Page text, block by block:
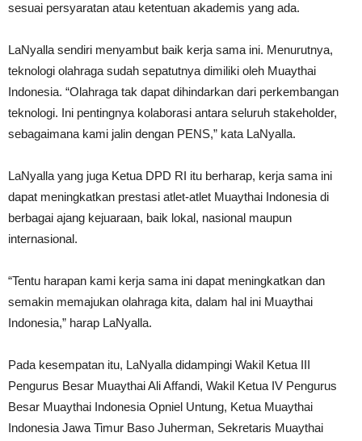
sesuai persyaratan atau ketentuan akademis yang ada.
LaNyalla sendiri menyambut baik kerja sama ini. Menurutnya,
teknologi olahraga sudah sepatutnya dimiliki oleh Muaythai
Indonesia. “Olahraga tak dapat dihindarkan dari perkembangan
teknologi. Ini pentingnya kolaborasi antara seluruh stakeholder,
sebagaimana kami jalin dengan PENS,” kata LaNyalla.
LaNyalla yang juga Ketua DPD RI itu berharap, kerja sama ini
dapat meningkatkan prestasi atlet-atlet Muaythai Indonesia di
berbagai ajang kejuaraan, baik lokal, nasional maupun
internasional.
“Tentu harapan kami kerja sama ini dapat meningkatkan dan
semakin memajukan olahraga kita, dalam hal ini Muaythai
Indonesia,” harap LaNyalla.
Pada kesempatan itu, LaNyalla didampingi Wakil Ketua III
Pengurus Besar Muaythai Ali Affandi, Wakil Ketua IV Pengurus
Besar Muaythai Indonesia Opniel Untung, Ketua Muaythai
Indonesia Jawa Timur Baso Juherman, Sekretaris Muaythai